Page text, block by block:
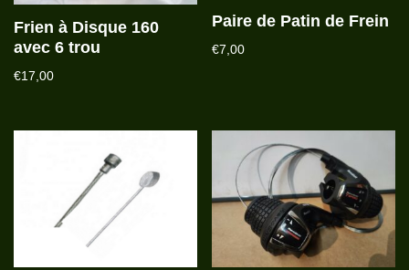
Frien à Disque 160
avec 6 trou
€17,00
Paire de Patin de Frein
€7,00